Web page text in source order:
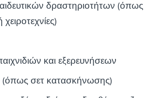
δραστηριοτήτων (όπως
και εξερευνήσεων
(όπως σετ κατασκήνωσης)